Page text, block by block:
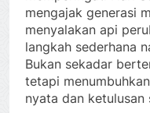
mengajak generasi
menyalakan api
langkah sederhana
Bukan sekadar
tetapi
nyata dan ketulusan